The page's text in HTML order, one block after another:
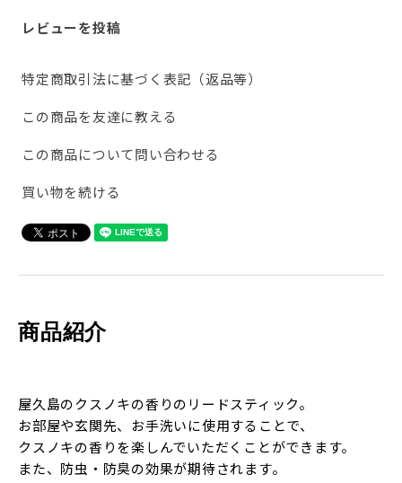
レビューを投稿
特定商取引法に基づく表記（返品等）
この商品を友達に教える
この商品について問い合わせる
買い物を続ける
商品紹介
屋久島のクスノキの香りのリードスティック。
お部屋や玄関先、お手洗いに使用することで、
クスノキの香りを楽しんでいただくことができます。
また、防虫・防臭の効果が期待されます。